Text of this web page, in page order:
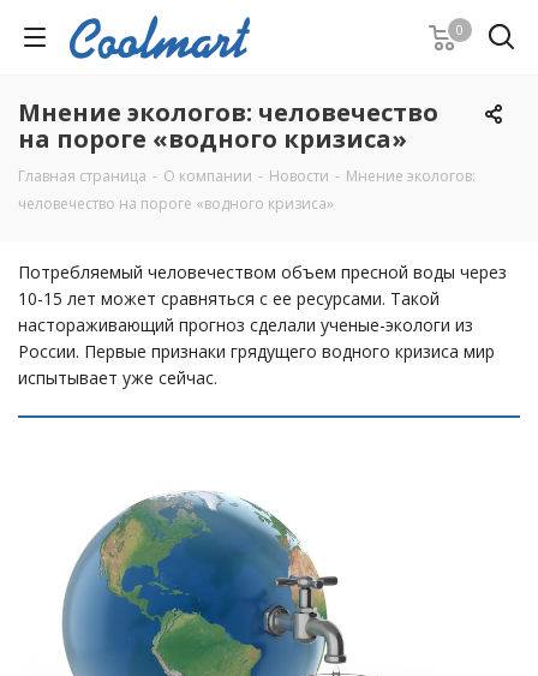
0
Мнение экологов: человечество
на пороге «водного кризиса»
Главная страница - О компании - Новости - Мнение экологов:
человечество на пороге «водного кризиса»
Потребляемый человечеством объем пресной воды через
10-15 лет может сравняться с ее ресурсами. Такой
настораживающий прогноз сделали ученые-экологи из
России. Первые признаки грядущего водного кризиса мир
испытывает уже сейчас.